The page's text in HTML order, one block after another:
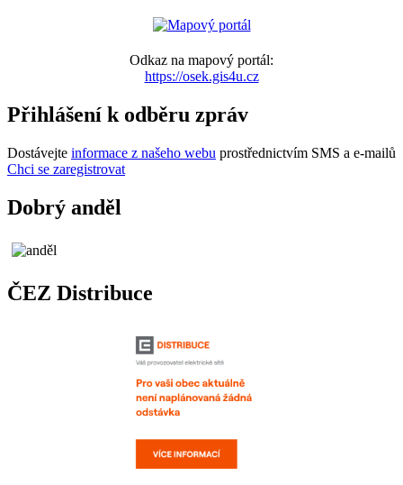
Odkaz na mapový portál:
https://osek.gis4u.cz
Přihlášení k odběru zpráv
Dostávejte informace z našeho webu prostřednictvím SMS a e-mailů
Chci se zaregistrovat
Dobrý anděl
ČEZ Distribuce